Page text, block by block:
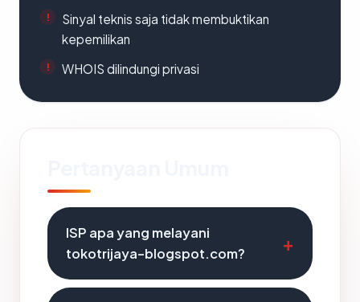
Sinyal teknis saja tidak membuktikan
kepemilikan
WHOIS dilindungi privasi
ISP apa yang melayani
tokotrijaya-blogspot.com?